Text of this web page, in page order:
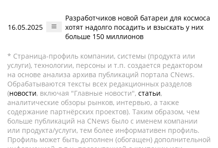
16.05.2025
Разработчиков новой батареи для космоса
хотят надолго посадить и взыскать у них
больше 150 миллионов
* Страница-профиль компании, системы (продукта или
услуги), технологии, персоны и т.п. создается редактором
на основе анализа архива публикаций портала CNews.
Обрабатываются тексты всех редакционных разделов
(новости, включая "Главные новости", статьи,
аналитические обзоры рынков, интервью, а также
содержание партнёрских проектов). Таким образом, чем
больше публикаций на CNews было с именем компании
или продукта/услуги, тем более информативен профиль.
Профиль может быть дополнен (обогащен) дополнительной